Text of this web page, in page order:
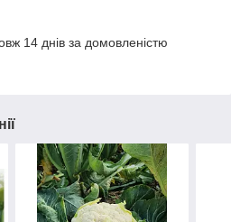
14 днів за домовленістю